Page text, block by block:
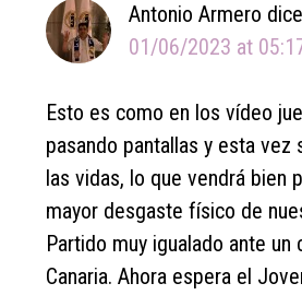
Antonio Armero dice
01/06/2023 at
Esto es como en los vídeo
pasando pantallas y esta vez
las vidas, lo que vendrá bien
mayor desgaste físico de
Partido muy igualado ante un
Canaria. Ahora espera el